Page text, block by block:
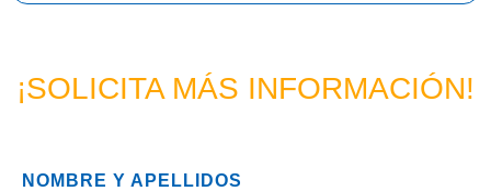
¡SOLICITA MÁS INFORMACIÓN!
NOMBRE Y APELLIDOS